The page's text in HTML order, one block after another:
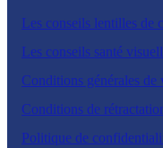
Les conseils lentilles de
Les conseils santé
Conditions générales de
Conditions de
Politique de